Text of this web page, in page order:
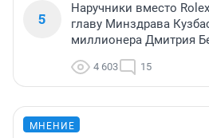
5
Наручники вместо
главу Минздрава
миллионера Дмитрия
4 603 15
МНЕНИЕ